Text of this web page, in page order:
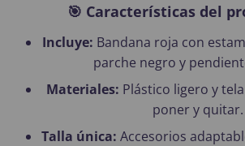
🎯 Características del
Incluye: Bandana roja con
parche negro y
Materiales: Plástico ligero y
poner y quitar.
Talla única: Accesorios